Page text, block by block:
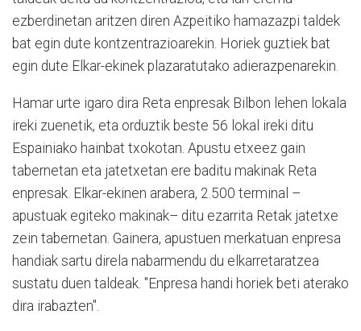
ezberdinetan aritzen diren Azpeitiko hamazazpi taldek
bat egin dute kontzentrazioarekin. Horiek guztiek bat
egin dute Elkar-ekinek plazaratutako adierazpenarekin.
Hamar urte igaro dira Reta enpresak Bilbon lehen lokala
ireki zuenetik, eta orduztik beste 56 lokal ireki ditu
Espainiako hainbat txokotan. Apustu etxeez gain
tabernetan eta jatetxetan ere baditu makinak Reta
enpresak. Elkar-ekinen arabera, 2.500 terminal –
apustuak egiteko makinak– ditu ezarrita Retak jatetxe
zein tabernetan. Gainera, apustuen merkatuan enpresa
handiak sartu direla nabarmendu du elkarretaratzea
sustatu duen taldeak. "Enpresa handi horiek beti aterako
dira irabazten".